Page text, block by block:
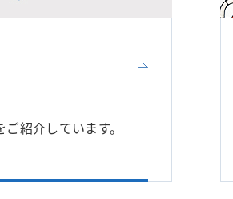
紹介しています。